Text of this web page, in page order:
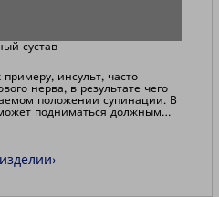
сустав
инсульт, часто
нерва, в результате чего
положении супинации. В
подниматься должным
можно носить днем и ночью,
›